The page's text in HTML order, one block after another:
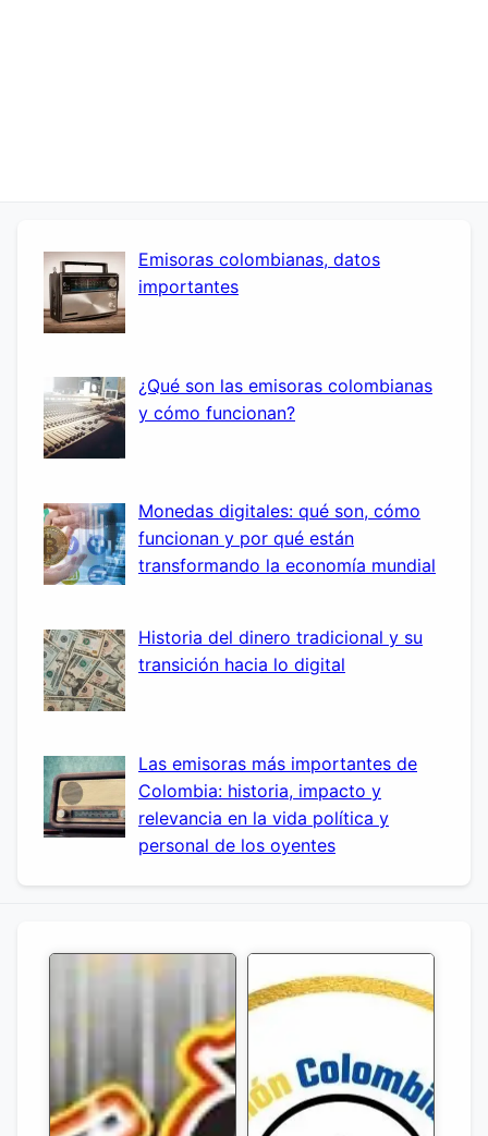
Emisoras colombianas, datos
importantes
¿Qué son las emisoras colombianas
y cómo funcionan?
Monedas digitales: qué son, cómo
funcionan y por qué están
transformando la economía mundial
Historia del dinero tradicional y su
transición hacia lo digital
Las emisoras más importantes de
Colombia: historia, impacto y
relevancia en la vida política y
personal de los oyentes